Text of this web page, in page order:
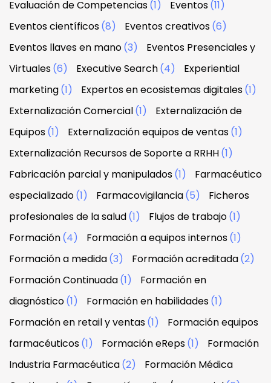
Evaluación de Competencias(1) Eventos(11)
Eventos científicos(8) Eventos creativos(6)
Eventos llaves en mano(3)
Eventos Presenciales y
Virtuales(6) Executive Search(4)
Experiential
marketing(1) Expertos en ecosistemas digitales(1)
Externalización Comercial(1)
Externalización de
Equipos(1) Externalización equipos de ventas(1)
Externalización Recursos de Soporte a RRHH(1)
Fabricación parcial y manipulados(1)
Farmacéutico
especializado(1) Farmacovigilancia(5)
Ficheros
profesionales de la salud(1) Flujos de trabajo(1)
Formación(4) Formación a equipos internos(1)
Formación a medida(3) Formación acreditada(2)
Formación Continuada(1)
Formación en
diagnóstico(1) Formación en habilidades(1)
Formación en retail y ventas(1)
Formación equipos
farmacéuticos(1) Formación eReps(1)
Formación
Industria Farmacéutica(2)
Formación Médica